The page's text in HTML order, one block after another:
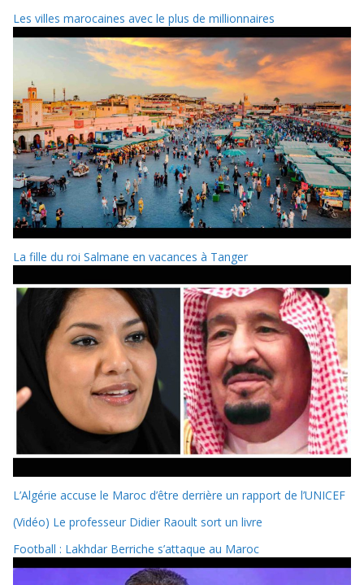
Les villes marocaines avec le plus de millionnaires
La fille du roi Salmane en vacances à Tanger
L’Algérie accuse le Maroc d’être derrière un rapport de l’UNICEF
(Vidéo) Le professeur Didier Raoult sort un livre
Football : Lakhdar Berriche s’attaque au Maroc